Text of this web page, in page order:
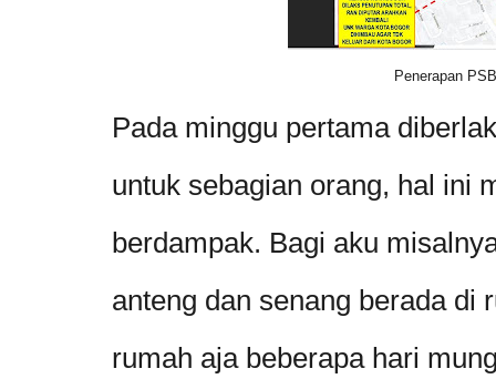
Penerapan
Pada minggu pertama
untuk sebagian orang, hal ini
berdampak. Bagi aku
anteng dan senang berada di
rumah aja beberapa hari